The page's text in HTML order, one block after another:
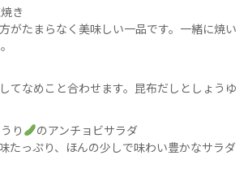
き
がたまらなく美味しい一品です。一緒に焼い
。
てなめこと合わせます。昆布だしとしょうゆ
り
のアンチョビサラダ
たっぷり、ほんの少しで味わい豊かなサラダ